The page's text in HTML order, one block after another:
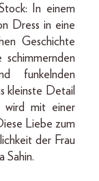
In einem
Dress in eine
Geschichte
funkelnden
kleinste Detail
wird mit einer
Liebe zum
der Frau
Sahin.